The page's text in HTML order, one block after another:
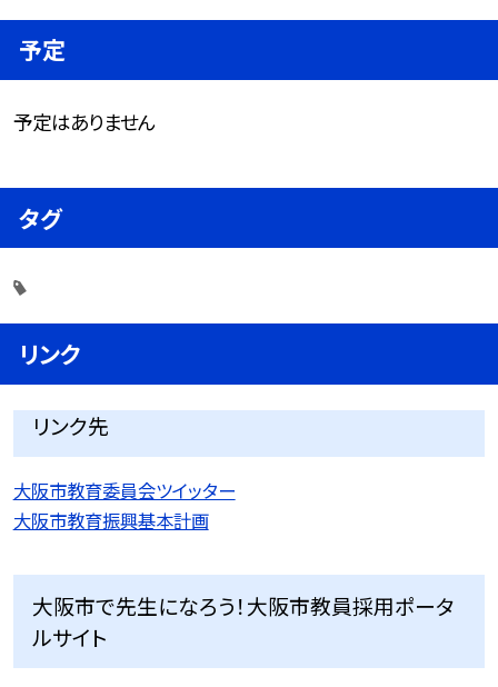
予定
予定はありません
タグ
リンク
リンク先
大阪市教育委員会ツイッター
大阪市教育振興基本計画
大阪市で先生になろう！大阪市教員採用ポータ
ルサイト